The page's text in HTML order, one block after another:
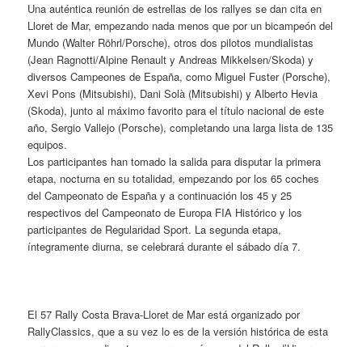
Una auténtica reunión de estrellas de los rallyes se dan cita en
Lloret de Mar, empezando nada menos que por un bicampeón del
Mundo (Walter Röhrl/Porsche), otros dos pilotos mundialistas
(Jean Ragnotti/Alpine Renault y Andreas Mikkelsen/Skoda) y
diversos Campeones de España, como Miguel Fuster (Porsche),
Xevi Pons (Mitsubishi), Dani Solà (Mitsubishi) y Alberto Hevia
(Skoda), junto al máximo favorito para el título nacional de este
año, Sergio Vallejo (Porsche), completando una larga lista de 135
equipos.
Los participantes han tomado la salida para disputar la primera
etapa, nocturna en su totalidad, empezando por los 65 coches
del Campeonato de España y a continuación los 45 y 25
respectivos del Campeonato de Europa FIA Histórico y los
participantes de Regularidad Sport. La segunda etapa,
íntegramente diurna, se celebrará durante el sábado día 7.
El 57 Rally Costa Brava-Lloret de Mar está organizado por
RallyClassics, que a su vez lo es de la versión histórica de esta